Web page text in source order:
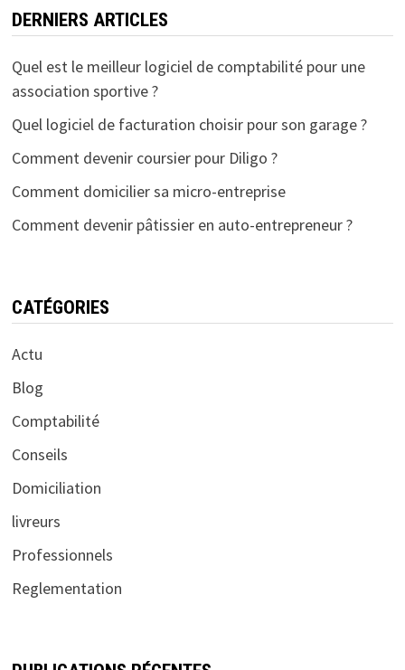
DERNIERS ARTICLES
Quel est le meilleur logiciel de comptabilité pour une
association sportive ?
Quel logiciel de facturation choisir pour son garage ?
Comment devenir coursier pour Diligo ?
Comment domicilier sa micro-entreprise
Comment devenir pâtissier en auto-entrepreneur ?
CATÉGORIES
Actu
Blog
Comptabilité
Conseils
Domiciliation
livreurs
Professionnels
Reglementation